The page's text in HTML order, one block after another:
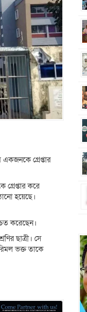
একজনকে গ্রেপ্তার
করে
হয়েছে।
করেছেন।
ছাত্রী। সে
ভক্ত তাকে